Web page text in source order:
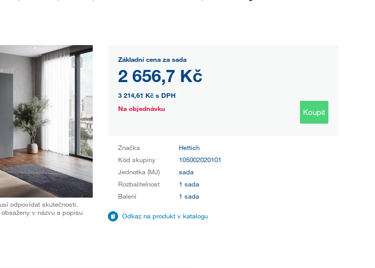
odpovídat skutečnosti.
v názvu a popisu
Základní cena za sada
2 656,7 Kč
3 214,61 Kč s DPH
Na objednávku
Koupit
Značka
Hettich
Kód skupiny
105002020101
Jednotka (MJ)
sada
Rozbalitelnost
1 sada
Balení
1 sada
Odkaz na produkt v katalogu